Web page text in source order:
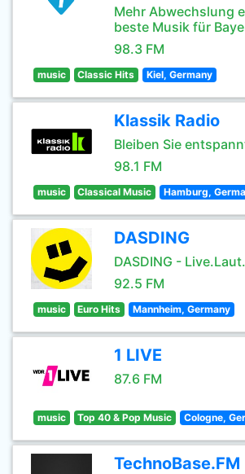
Mehr Abwechslung
beste Musik für
98.3 FM
music Classic Hits Kiel, Germany
Klassik Radio
Bleiben Sie
98.1 FM
music Classical Music Hamburg,
DASDING
DASDING -
92.5 FM
music Euro Hits Mannheim, Germany
1 LIVE
87.6 FM
music Top 40 & Pop Music Cologne,
TechnoBase.FM